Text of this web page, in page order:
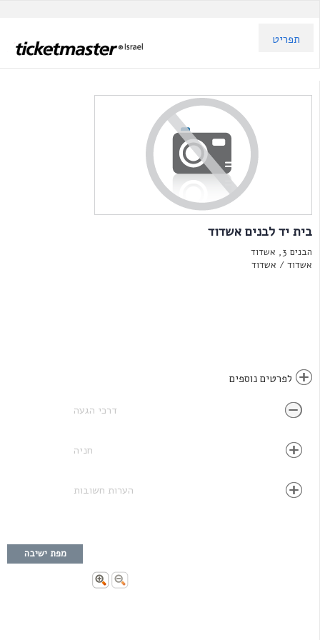
תפריט
בית יד לבנים אשדוד
הבנים 3, אשדוד
אשדוד / אשדוד
לפרטים נוספים
דרכי הגעה
חניה
הערות חשובות
מפת ישיבה